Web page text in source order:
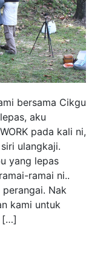
bersama Cikgu
aku
pada kali ni,
ulangkaji.
yang lepas
ramai ni..
Nak
kami untuk
[…]